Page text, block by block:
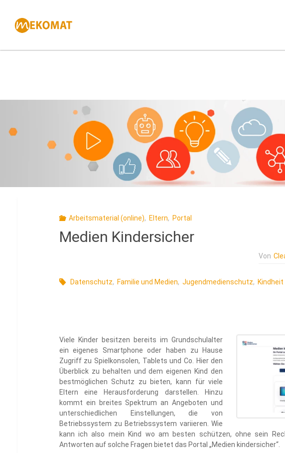
Inhalt
springen
Arbeitsmaterial (online), Eltern, Portal
Medien Kindersicher
Von
Datenschutz, Familie und Medien, Jugendmedienschutz,
Viele Kinder besitzen bereits im Grundschulalter
ein eigenes Smartphone oder haben zu Hause
Zugriff zu Spielkonsolen, Tablets und Co. Hier den
Überblick zu behalten und dem eigenen Kind den
bestmöglichen Schutz zu bieten, kann für viele
Eltern eine Herausforderung darstellen. Hinzu
kommt ein breites Spektrum an Angeboten und
unterschiedlichen Einstellungen, die von
Betriebssystem zu Betriebssystem variieren. Wie
kann ich also mein Kind wo am besten schützen, ohne sein
Antworten auf solche Fragen bietet das Portal „Medien kindersicher“.